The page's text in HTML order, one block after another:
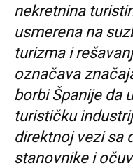
nekretnina
usmerena na
turizma i
označava
borbi Španije da
turističku
direktnoj vezi sa
stanovnike i